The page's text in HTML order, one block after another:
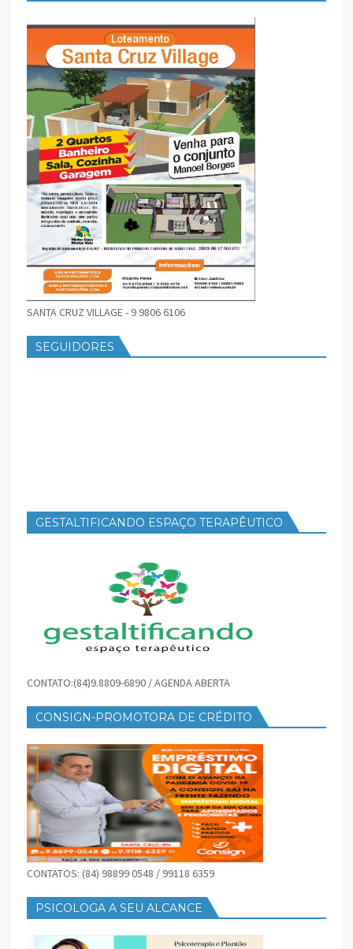
SANTA CRUZ VILLAGE - 9 9806 6106
SEGUIDORES
GESTALTIFICANDO ESPAÇO TERAPÊUTICO
CONTATO:(84)9.8809-6890 / AGENDA ABERTA
CONSIGN-PROMOTORA DE CRÉDITO
CONTATOS: (84) 98899 0548 / 99118 6359
PSICOLOGA A SEU ALCANCE